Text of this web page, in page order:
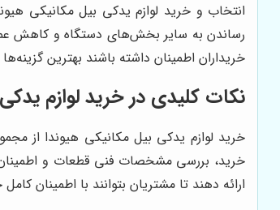
انتخاب و خرید لوازم یدکی بیل مکانیکی
رساندن به سایر بخش‌های دستگاه و کاهش
خریداران اطمینان داشته باشند بهترین
نکات کلیدی در خرید لوازم
خرید لوازم یدکی بیل مکانیکی هیوندا از
خرید، بررسی مشخصات فنی قطعات و
ارائه دهند تا مشتریان بتوانند با اطمینان